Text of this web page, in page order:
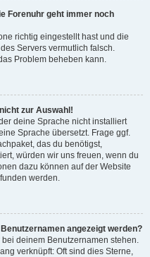
Forenuhr geht immer noch
richtig eingestellt hast und die
Servers vermutlich falsch.
Problem beheben kann.
zur Auswahl!
deine Sprache nicht installiert
Sprache übersetzt. Frage ggf.
das du benötigst,
würden wir uns freuen, wenn du
dazu können auf der Website
werden.
angezeigt werden?
deinem Benutzernamen stehen.
verknüpft: Oft sind dies Sterne,